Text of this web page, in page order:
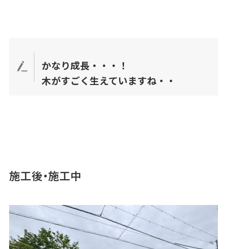
かなり成長・・・！
木がすごく生えていますね・・
施工後・施工中